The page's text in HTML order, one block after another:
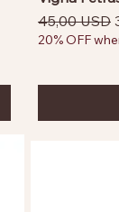
Prezzo
45,00 USD
20% OFF